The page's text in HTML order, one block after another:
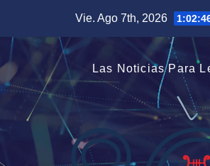
contenido
Vie. Ago 7th, 2026
Las Noticias Para